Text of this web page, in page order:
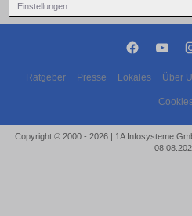
Einstellungen
Ratgeber Presse Lokales Über
Copyright © 2000 - 2026 | 1A Infosysteme